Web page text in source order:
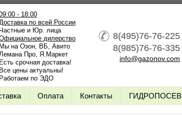
- 18:00
по всей России
Частные и Юр. лица
дилерство
Мы на Озон, ВБ, Авито
Про, Я.Маркет
Есть срочная доставка!
Все цены актуальны!
Работаем по ЭДО
8(495)76-76-225
8(985)76-76-335
info@gazonov.com
Оплата Контакты ГИДРОПОСЕВ